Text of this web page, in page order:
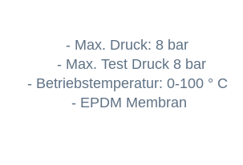
- Max. Druck: 8 bar
- Max. Test Druck 8 bar
- Betriebstemperatur: 0-100 ° C
- EPDM Membran